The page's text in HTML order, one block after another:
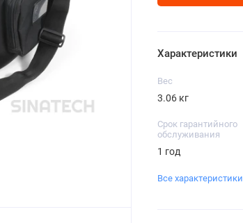
Характеристики
Вес
3.06 кг
Срок гарантийного
обслуживания
1 год
Все характеристики